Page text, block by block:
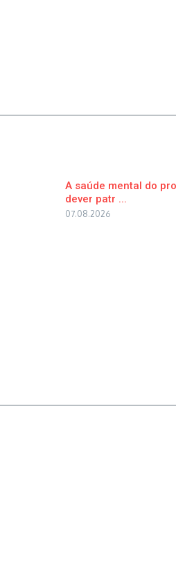
A saúde mental do
dever patr ...
07.08.2026